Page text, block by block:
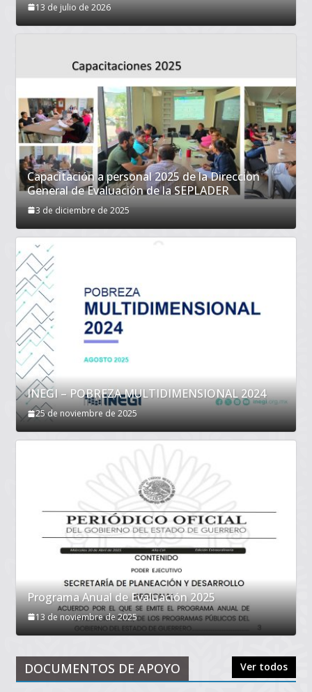
13 de julio de 2026
Capacitación a personal 2025 de la Direccion
General de Evaluación de la SEPLADER
3 de diciembre de 2025
INEGI – POBREZA MULTIDIMENSIONAL 2024
25 de noviembre de 2025
Programa Anual de Evaluación 2025
13 de noviembre de 2025
DOCUMENTOS DE APOYO Ver todos